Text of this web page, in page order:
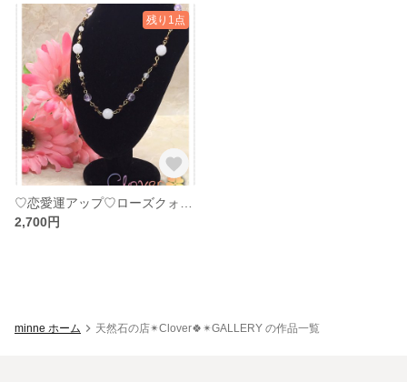
残り1点
2,700円
minne ホーム 天然石の店✴︎Clover🍀✴︎GALLERY の作品一覧